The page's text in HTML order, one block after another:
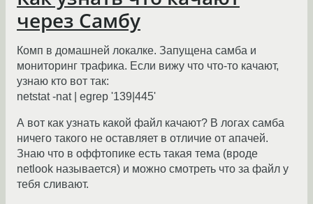
через Самбу
Комп в домашней локалке. Запущена самба и
мониторинг трафика. Если вижу что что-то качают,
узнаю кто вот так:
netstat -nat | egrep '139|445'
А вот как узнать какой файл качают? В логах самба
ничего такого не оставляет в отличие от апачей.
Знаю что в оффтопике есть такая тема (вроде
netlook называется) и можно смотреть что за файл у
тебя сливают.